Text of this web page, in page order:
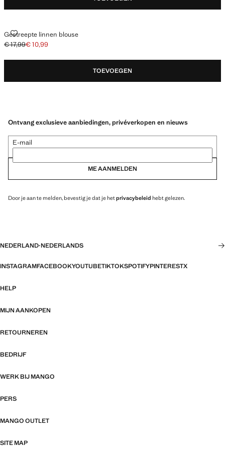
Gestreepte linnen blouse
GESTREEPTE LINNEN BLOUSE
Oorspronkelijke prijs doorgehaald [€ 17,99 ]
€ 17,99
Huidige prijs [€ 10,99 ]
€ 10,99
TOEVOEGEN
Ontvang exclusieve aanbiedingen, privéverkopen en nieuws
E-mail
ME AANMELDEN
Door je aan te melden, bevestig je dat je hetprivacybeleid hebt gelezen.
NEDERLAND·NEDERLANDS
INSTAGRAMFACEBOOKYOUTUBETIKTOKSPOTIFYPINTERESTX
HELP
MIJN AANKOPEN
RETOURNEREN
BEDRIJF
WERK BIJ MANGO
PERS
MANGO OUTLET
SITE MAP